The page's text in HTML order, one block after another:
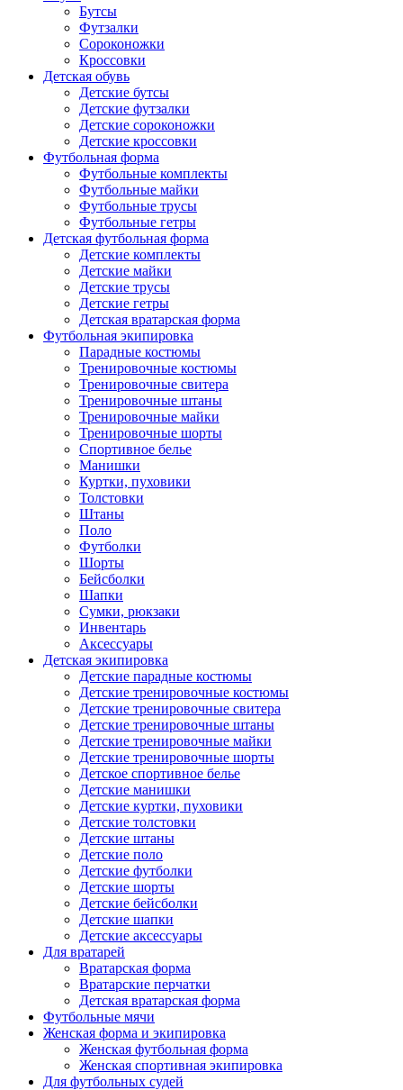
Бутсы
Футзалки
Сороконожки
Кроссовки
Детская обувь
Детские бутсы
Детские футзалки
Детские сороконожки
Детские кроссовки
Футбольная форма
Футбольные комплекты
Футбольные майки
Футбольные трусы
Футбольные гетры
Детская футбольная форма
Детские комплекты
Детские майки
Детские трусы
Детские гетры
Детская вратарская форма
Футбольная экипировка
Парадные костюмы
Тренировочные костюмы
Тренировочные свитера
Тренировочные штаны
Тренировочные майки
Тренировочные шорты
Спортивное белье
Манишки
Куртки, пуховики
Толстовки
Штаны
Поло
Футболки
Шорты
Бейсболки
Шапки
Сумки, рюкзаки
Инвентарь
Аксессуары
Детская экипировка
Детские парадные костюмы
Детские тренировочные костюмы
Детские тренировочные свитера
Детские тренировочные штаны
Детские тренировочные майки
Детские тренировочные шорты
Детское спортивное белье
Детские манишки
Детские куртки, пуховики
Детские толстовки
Детские штаны
Детские поло
Детские футболки
Детские шорты
Детские бейсболки
Детские шапки
Детские аксессуары
Для вратарей
Вратарская форма
Вратарские перчатки
Детская вратарская форма
Футбольные мячи
Женская форма и экипировка
Женская футбольная форма
Женская спортивная экипировка
Для футбольных судей